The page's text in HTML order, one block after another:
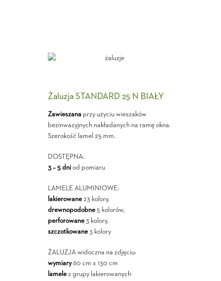
Żaluzja STANDARD 25 N BIAŁY
Zawieszanaprzy użyciu wieszaków
bezinwazyjnych nakładanych na ramę okna.
Szerokość lamel 25 mm.
DOSTĘPNA:
3 – 5 dniod pomiaru
LAMELE ALUMINIOWE:
lakierowane23 kolory,
drewnopodobne5 kolorów,
perforowane3 kolory,
szczotkowane3 kolory
ŻALUZJA widoczna na zdjęciu:
wymiary60 cm x 130 cm
lamelez grupy lakierowanych